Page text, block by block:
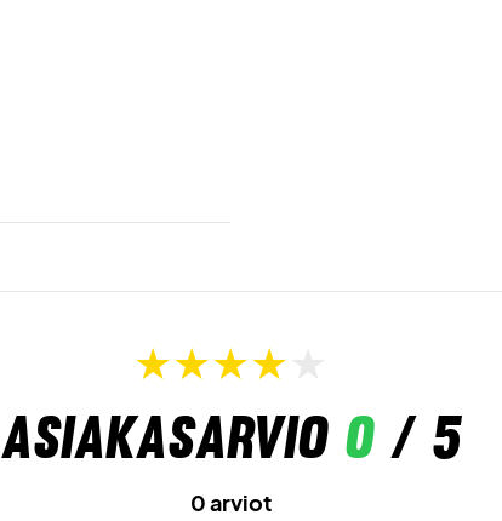
Asiakasarvio 0/ 5
0 arviot